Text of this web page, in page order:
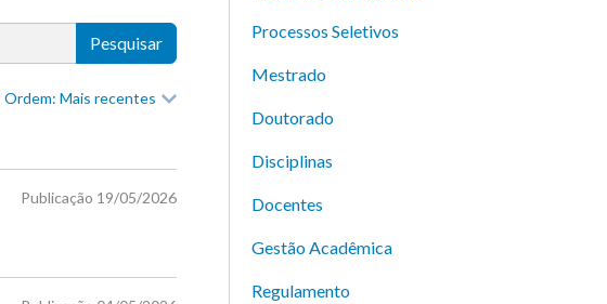
Pesquisar
Ordem: Mais recentes
Publicação 19/05/2026
Processos Seletivos
Mestrado
Doutorado
Disciplinas
Docentes
Gestão Acadêmica
Regulamento